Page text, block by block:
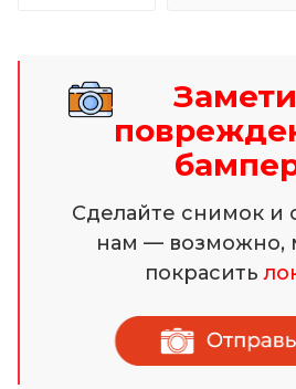
Сделайте снимок и
нам —
покрасить